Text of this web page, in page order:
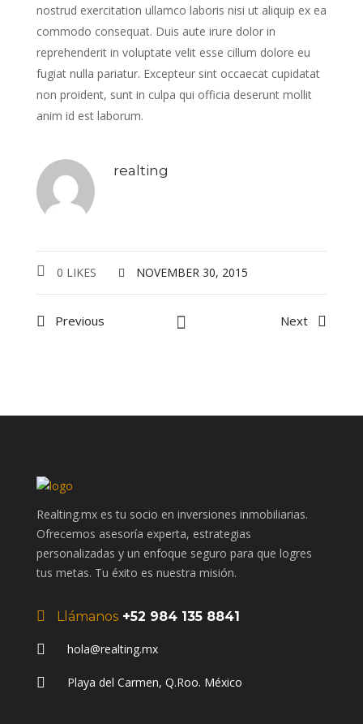
nostrud exercitation ullamco laboris nisi ut aliquip ex ea
commodo consequat. Duis aute irure dolor in
reprehenderit in voluptate velit esse cillum dolore eu
fugiat nulla pariatur. Excepteur sint occaecat cupidatat
non proident, sunt in culpa qui officia deserunt mollit
anim id est laborum.
realting
0 LIKES NOVEMBER 30, 2015
Previous Next
Realting.mx es tu socio en inversiones inmobiliarias.
Ofrecemos asesoría experta, estrategias
personalizadas y un enfoque seguro para que logres
tus metas. Tu éxito es nuestra misión.
Llámanos +52 984 135 8841
hola@realting.mx
Playa del Carmen, Q.Roo. México